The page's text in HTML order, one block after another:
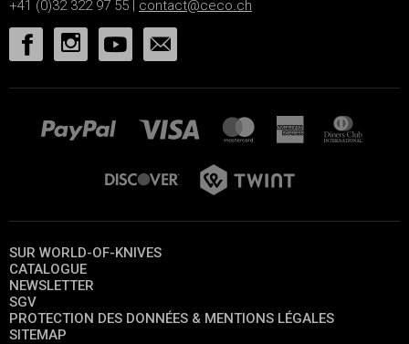
+41 (0)32 322 97 55 | contact@ceco.ch
SUR WORLD-OF-KNIVES
CATALOGUE
NEWSLETTER
SGV
PROTECTION DES DONNÉES & MENTIONS LÉGALES
SITEMAP